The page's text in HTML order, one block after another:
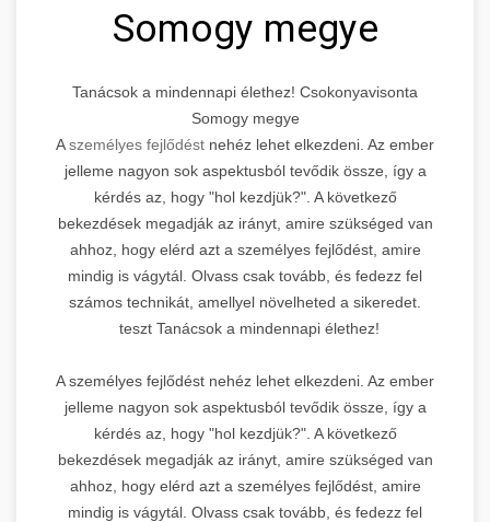
Somogy megye
Tanácsok a mindennapi élethez! Csokonyavisonta
Somogy megye
Aszemélyes fejlődést nehéz lehet elkezdeni. Az ember
jelleme nagyon sok aspektusból tevődik össze, így a
kérdés az, hogy "hol kezdjük?". A következő
bekezdések megadják az irányt, amire szükséged van
ahhoz, hogy elérd azt a személyes fejlődést, amire
mindig is vágytál. Olvass csak tovább, és fedezz fel
számos technikát, amellyel növelheted a sikeredet.
teszt Tanácsok a mindennapi élethez!
A személyes fejlődést nehéz lehet elkezdeni. Az ember
jelleme nagyon sok aspektusból tevődik össze, így a
kérdés az, hogy "hol kezdjük?". A következő
bekezdések megadják az irányt, amire szükséged van
ahhoz, hogy elérd azt a személyes fejlődést, amire
mindig is vágytál. Olvass csak tovább, és fedezz fel